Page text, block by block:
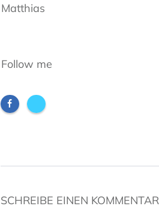
Matthias
Follow me
SCHREIBE EINEN KOMMENTAR